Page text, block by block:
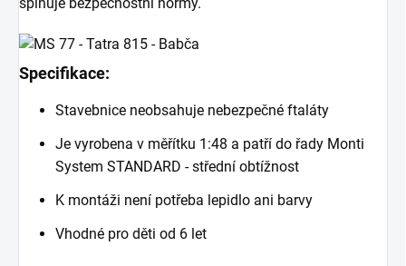
Specifikace:
Stavebnice neobsahuje nebezpečné ftaláty
Je vyrobena v měřítku 1:48 a patří do řady Monti
System STANDARD - střední obtížnost
K montáži není potřeba lepidlo ani barvy
Vhodné pro děti od 6 let